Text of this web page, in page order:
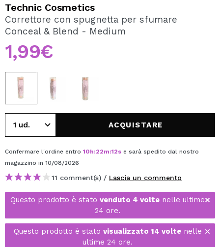
Creando un account su Maquibeauty.it potrai fare i tuoi
acquisti velocemente, controllare lo stato dei tuoi ordini e
CREARE UN ACCOUNT
Technic Cosmetics
Correttore con spugnetta per sfumare
Conceal & Blend - Medium
1,99€
ACQUISTARE
Confermare l'ordine entro 10h:22m:11se sarà spedito dal nostro
magazzino in 10/08/2026
11 comment(s) / Lascia un commento
Questo prodotto è stato venduto 4 volte nelle ultime
24 ore.
Questo prodotto è stato visualizzato 14 voltenelle
ultime 24 ore.